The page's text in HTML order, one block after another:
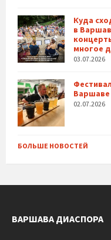
Куда
в
многое
03.07.2026
Варшаве
02.07.2026
БОЛЬШЕ НОВОСТЕЙ
ВАРШАВА ДИАСПОРА